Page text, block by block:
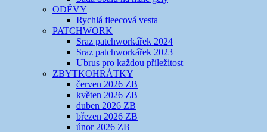
ODĚVY
Rychlá fleecová vesta
PATCHWORK
Sraz patchworkářek 2024
Sraz patchworkářek 2023
Ubrus pro každou příležitost
ZBYTKOHRÁTKY
červen 2026 ZB
květen 2026 ZB
duben 2026 ZB
březen 2026 ZB
únor 2026 ZB